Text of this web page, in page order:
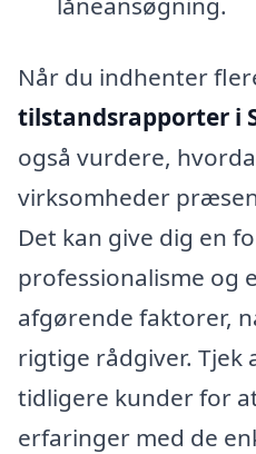
Når du indhenter
tilstandsrapporter i
også vurdere,
virksomheder
Det kan give dig en
professionalisme og
afgørende faktorer,
rigtige rådgiver. Tjek
tidligere kunder for
erfaringer med de